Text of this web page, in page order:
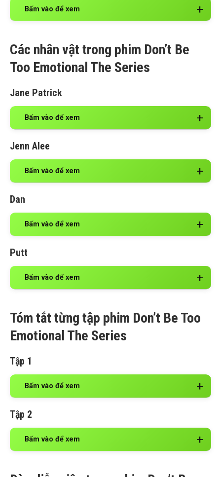
Bấm vào để xem
Các nhân vật trong phim Don’t Be
Too Emotional The Series
Jane Patrick
Bấm vào để xem
Jenn Alee
Bấm vào để xem
Dan
Bấm vào để xem
Putt
Bấm vào để xem
Tóm tắt từng tập phim Don’t Be Too
Emotional The Series
Tập 1
Bấm vào để xem
Tập 2
Bấm vào để xem